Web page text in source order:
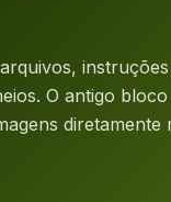
instruções
O antigo
diretamente